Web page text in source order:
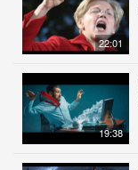
22:01
19:38